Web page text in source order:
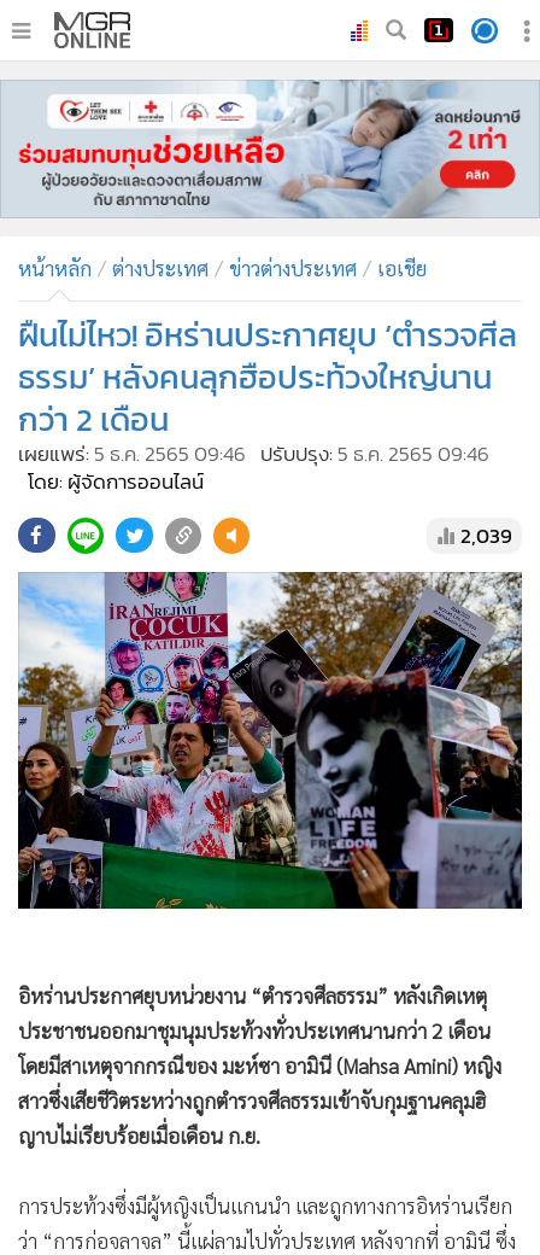
หน้าหลัก
ทันเหตุการณ์
• ภาคใต้
• บันเทิง
•
ผู้จัดการรายวัน
• คอลัมนิสต์
• ละคร
• CbizReview
• Cyber BIZ
• Good health & Well-being
• Green Innovation & SD
• Management & HR
MGR Live
• Infographic
• การเมือง
• ท่องเที่ยว
• กีฬา
• ต่างประเทศ
• Special Scoop
• เศรษฐกิจ-ธุรกิจ
• ชุมชน-คุณภาพชีวิต
• อาชญากรรม
• Motoring
• เกม
• วิทยาศาสตร์
• หุ้น
หน้าหลัก ต่างประเทศ ข่าวต่างประเทศ เอเชีย
ฝืนไม่ไหว! อิหร่านประกาศยุบ ‘ตำรวจศีล
ธรรม’ หลังคนลุกฮือประท้วงใหญ่นาน
กว่า 2 เดือน
เผยแพร่:5 ธ.ค. 2565 09:46 ปรับปรุง:5 ธ.ค. 2565 09:46
โดย: ผู้จัดการออนไลน์
2,039
อิหร่านประกาศยุบหน่วยงาน “ตำรวจศีลธรรม” หลังเกิดเหตุ
ประชาชนออกมาชุมนุมประท้วงทั่วประเทศนานกว่า 2 เดือน
โดยมีสาเหตุจากกรณีของ มะห์ซา อามินี (Mahsa Amini) หญิง
สาวซึ่งเสียชีวิตระหว่างถูกตำรวจศีลธรรมเข้าจับกุมฐานคลุมฮิ
ญาบไม่เรียบร้อยเมื่อเดือน ก.ย.
การประท้วงซึ่งมีผู้หญิงเป็นแกนนำ และถูกทางการอิหร่านเรียก
ว่า “การก่อจลาจล” นี้แผ่ลามไปทั่วประเทศ หลังจากที่ อามินี ซึ่ง